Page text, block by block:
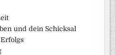
und dein Schicksal